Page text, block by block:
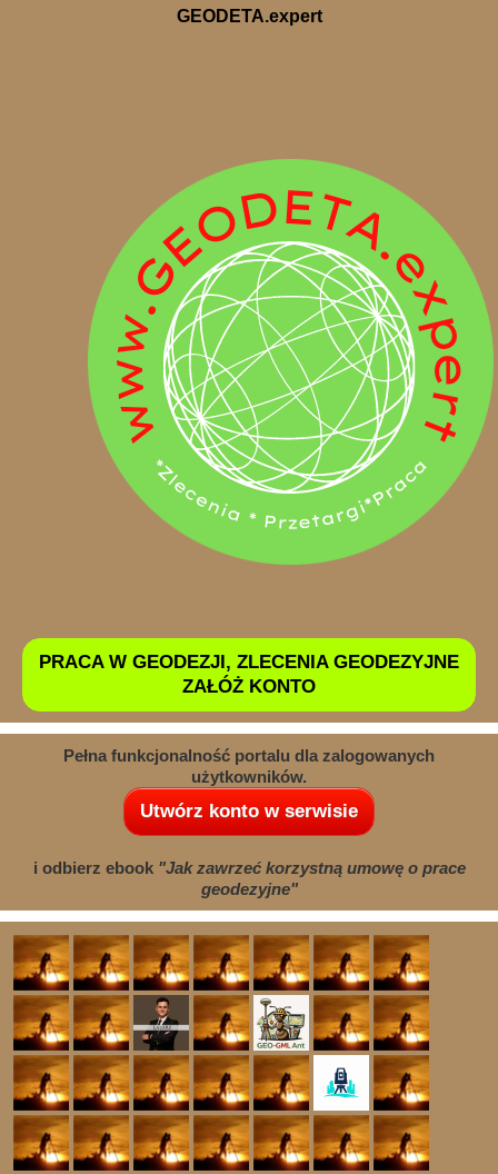
GEODETA.expert
PRACA W GEODEZJI, ZLECENIA GEODEZYJNE
ZAŁÓŻ KONTO
Pełna funkcjonalność portalu dla zalogowanych
użytkowników.
Utwórz konto w serwisie
i odbierz ebook "Jak zawrzeć korzystną umowę o prace
geodezyjne"